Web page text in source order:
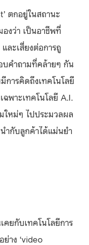
ตกอยู่ในสถานะ
งว่า เป็นอาชีพที่
ละเสี่ยงต่อการถู
คำถามที่คล้ายๆ กัน
การคิดถึงเทคโนโลยี
พาะเทคโนโลยี A.I.
ใหม่ๆ ไปประมวลผล
ำกับลูกค้าได้แม่นยำ
ยกับเทคโนโลยีการ
าง ‘video